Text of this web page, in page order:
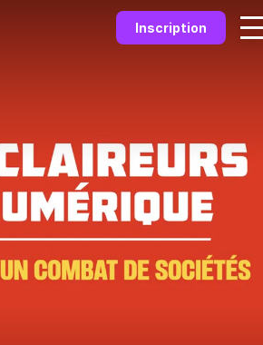
Inscription